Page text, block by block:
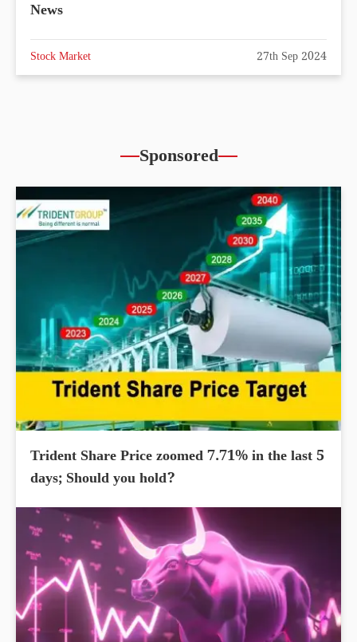
News
Stock Market 27th Sep 2024
Sponsored
Trident Share Price zoomed 7.71% in the last 5
days; Should you hold?